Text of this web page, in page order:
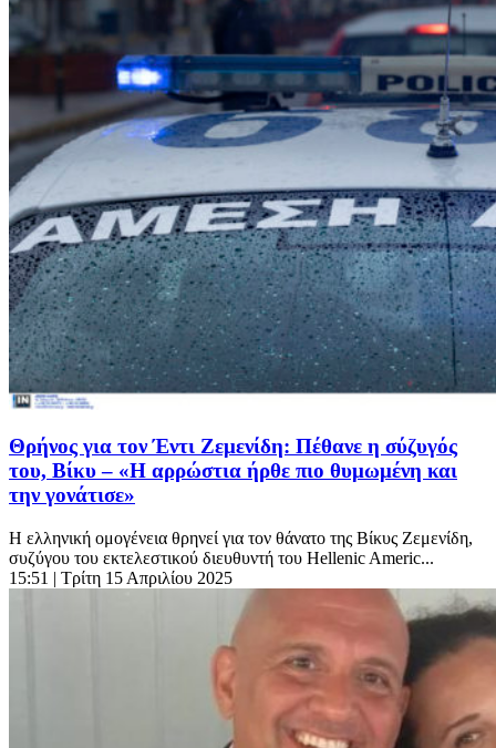
Θρήνος για τον Έντι Ζεμενίδη: Πέθανε η σύζυγός
του, Βίκυ – «Η αρρώστια ήρθε πιο θυμωμένη και
την γονάτισε»
Η ελληνική ομογένεια θρηνεί για τον θάνατο της Βίκυς Ζεμενίδη,
συζύγου του εκτελεστικού διευθυντή του Hellenic Americ...
15:51 | Τρίτη 15 Απριλίου 2025